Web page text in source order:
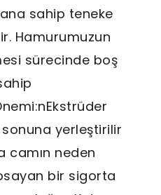
sahip teneke
Hamurumuzun
sürecinde boş
yerleştirilir
camın neden
bir sigorta